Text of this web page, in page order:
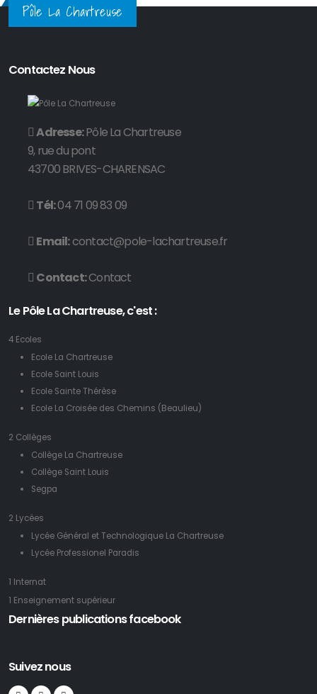
Pôle La Chartreuse
Contactez Nous
Adresse:Pôle La Chartreuse
9, rue du pont
43700 BRIVES-CHARENSAC
Tél:04 71 09 83 09
Email:contact@pole-lachartreuse.fr
Contact:Contact
Le Pôle La Chartreuse, c'est :
4 Ecoles
Ecole La Chartreuse
Ecole Saint Louis
Ecole Sainte Thérèse
Ecole La Croisée des Chemins (Beaulieu)
2 Collèges
Collège La Chartreuse
Collège Saint Louis
Segpa
2 Lycées
Lycée Général et Technologique La Chartreuse
Lycée Professionel Paradis
1 Internat
1 Enseignement supérieur
Dernières publications facebook
Suivez nous